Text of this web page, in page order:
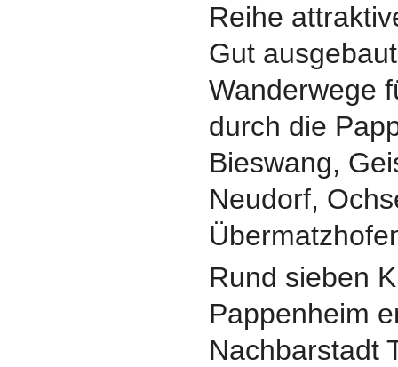
Reihe
Gut
Wanderwege
durch die
Bieswang,
Neudorf,
Rund sieben
Pappenheim
Nachbarstadt